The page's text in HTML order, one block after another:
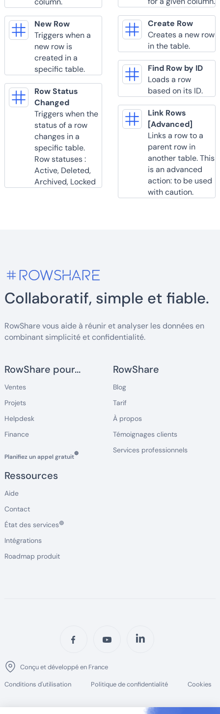
New Row
Triggers when a
new row is
created in a
specific table.
Row Status
Changed
Triggers when the
status of a row
changes in a
specific table.
Row statuses :
Active, Deleted,
Archived, Locked
Create Row
Creates a new row
in the table.
Find Row by ID
Loads a row
based on its ID.
Link Rows
[Advanced]
Links a row to a
parent row in
another table. This
is an advanced
action: to be used
with caution.
Collaboratif, simple et fiable.
RowShare vous aide à réunir et analyser les données en
combinant simplicité et confidentialité.
RowShare pour...
Ventes
Projets
Helpdesk
Finance
Planifiez un appel gratuit🔵
RowShare
Blog
Tarif
À propos
Témoignages clients
Services professionnels
Ressources
Aide
Contact
État des services🟢
Intégrations
Roadmap produit
Conçu et développé en France
Conditions d'utilisation Politique de confidentialité Cookies